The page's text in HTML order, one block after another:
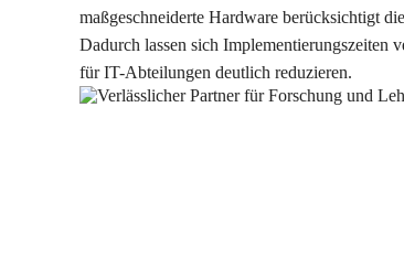
maßgeschneiderte Hardware berücksichtigt
Dadurch lassen sich Implementierungszeiten
für IT-Abteilungen deutlich reduzieren.